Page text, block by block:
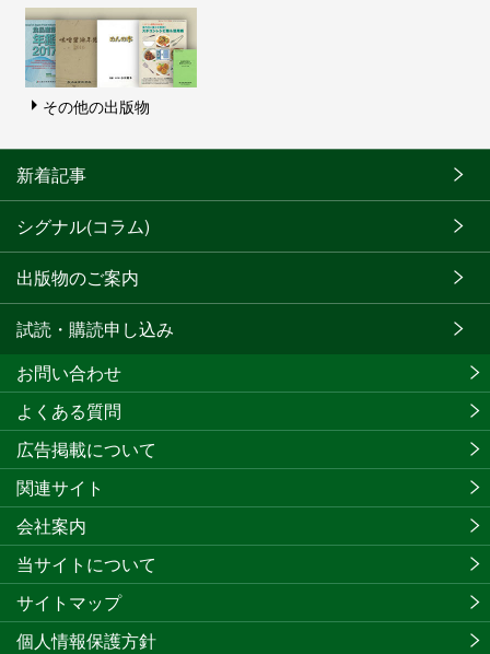
その他の出版物
新着記事
シグナル(コラム)
出版物のご案内
試読・購読申し込み
お問い合わせ
よくある質問
広告掲載について
関連サイト
会社案内
当サイトについて
サイトマップ
個人情報保護方針